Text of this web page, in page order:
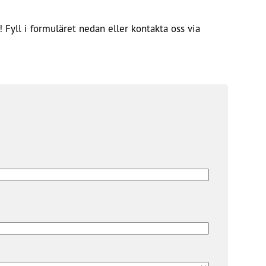
Fyll i formuläret nedan eller kontakta oss via